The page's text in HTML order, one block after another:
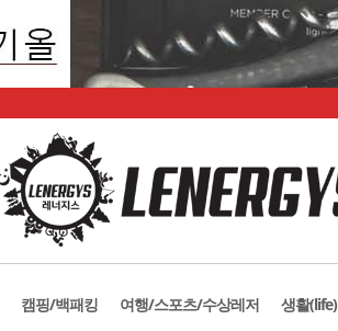
캠핑/백패킹 여행/스포츠/수상레저 생활(life)